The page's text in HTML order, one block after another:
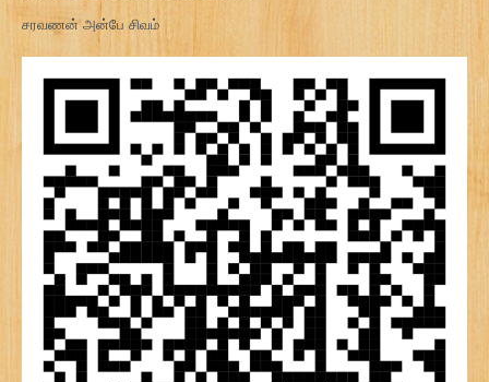
சரவணன் அன்பே சிவம்